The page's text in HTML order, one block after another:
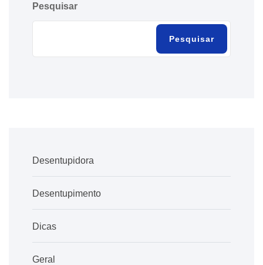
Pesquisar
Pesquisar
Desentupidora
Desentupimento
Dicas
Geral